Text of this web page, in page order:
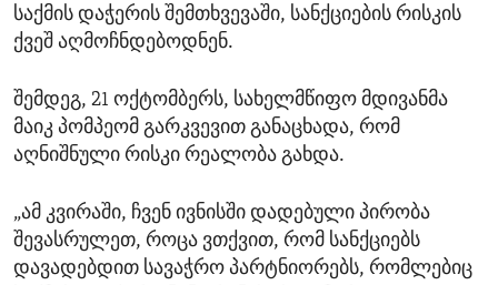
საქმის დაჭერის შემთხვევაში, სანქციების რისკის
ქვეშ აღმოჩნდებოდნენ.
შემდეგ, 21 ოქტომბერს, სახელმწიფო მდივანმა
მაიკ პომპეომ გარკვევით განაცხადა, რომ
აღნიშნული რისკი რეალობა გახდა.
„ამ კვირაში, ჩვენ ივნისში დადებული პირობა
შევასრულეთ, როცა ვთქვით, რომ სანქციებს
დავადებდით სავაჭრო პარტნიორებს, რომლებიც